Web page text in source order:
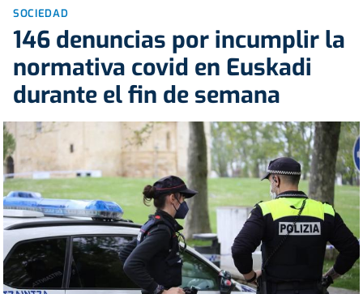
SOCIEDAD
146 denuncias por incumplir la
normativa covid en Euskadi
durante el fin de semana